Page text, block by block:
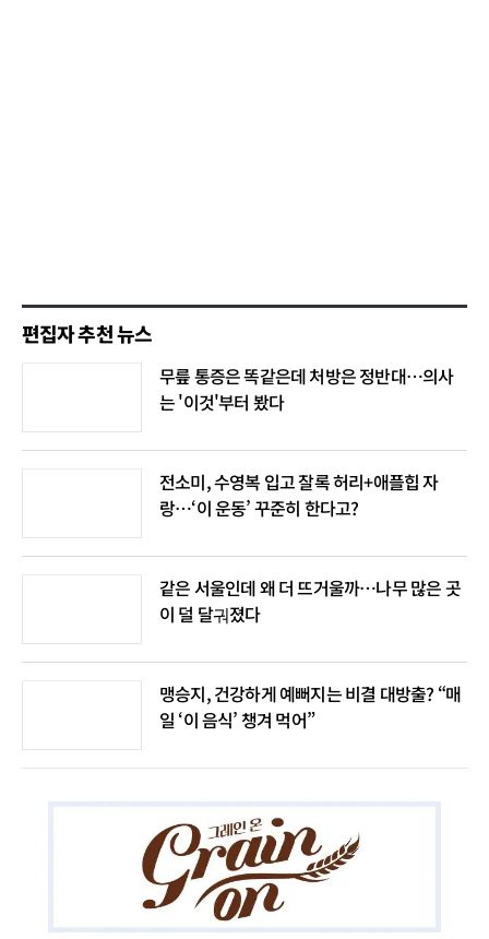
편집자 추천 뉴스
무릎 통증은 똑같은데 처방은 정반대…의사
는 '이것'부터 봤다
전소미, 수영복 입고 잘록 허리+애플힙 자
랑…‘이 운동’ 꾸준히 한다고?
같은 서울인데 왜 더 뜨거울까…나무 많은 곳
이 덜 달궈졌다
맹승지, 건강하게 예뻐지는 비결 대방출? “매
일 ‘이 음식’ 챙겨 먹어”